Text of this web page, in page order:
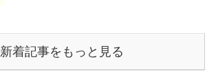
新着記事をもっと見る